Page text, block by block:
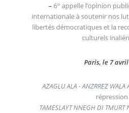
– 6° appelle l’opinion
internationale à soutenir nos
libertés démocratiques et la
culturels
Paris, le 7
AZAGLU ALA - ANZRREZ WALA
répression
TAMESLAYT NNEGH DI TMURT